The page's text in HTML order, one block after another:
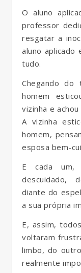
O aluno
professor
resgatar a
aluno aplicado
tudo.
Chegando do
homem
vizinha e
A vizinha
homem,
esposa bem-
E cada um,
descuidado,
diante do
a sua própria
E, assim,
voltaram
limbo, do
realmente